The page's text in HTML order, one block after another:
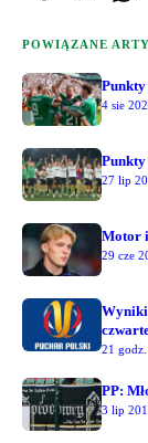
POWIĄZANE
Punkty
4 sie
Punkty
27 lip
Motor
29 cze
Wyniki
21
PP:
3 lip